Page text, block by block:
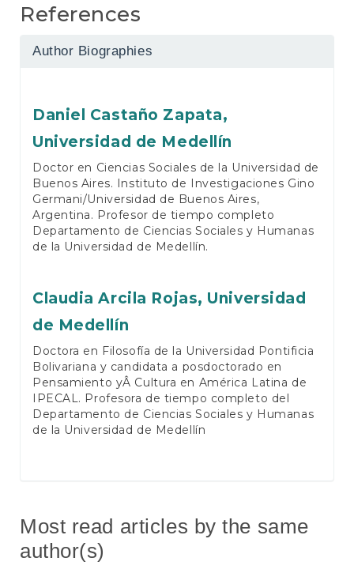
References
Author Biographies
Daniel Castaño Zapata,
Universidad de Medellín
Doctor en Ciencias Sociales de la Universidad de
Buenos Aires. Instituto de Investigaciones Gino
Germani/Universidad de Buenos Aires,
Argentina. Profesor de tiempo completo
Departamento de Ciencias Sociales y Humanas
de la Universidad de Medellín.
Claudia Arcila Rojas, Universidad
de Medellín
Doctora en Filosofía de la Universidad Pontificia
Bolivariana y candidata a posdoctorado en
Pensamiento yÂ Cultura en América Latina de
IPECAL. Profesora de tiempo completo del
Departamento de Ciencias Sociales y Humanas
de la Universidad de Medellín
Most read articles by the same
author(s)